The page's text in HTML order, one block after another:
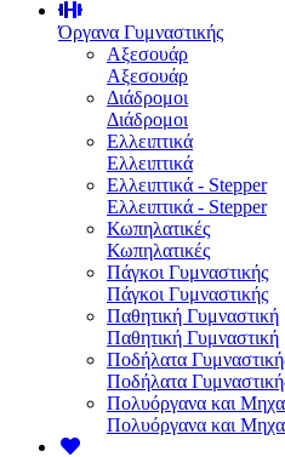
Όργανα Γυμναστικής
Αξεσουάρ
Αξεσουάρ
Διάδρομοι
Διάδρομοι
Ελλειπτικά
Ελλειπτικά
Ελλειπτικά - Stepper
Ελλειπτικά - Stepper
Κωπηλατικές
Κωπηλατικές
Πάγκοι Γυμναστικής
Πάγκοι Γυμναστικής
Παθητική Γυμναστική
Παθητική Γυμναστική
Ποδήλατα
Ποδήλατα
Πολυόργανα και
Πολυόργανα και